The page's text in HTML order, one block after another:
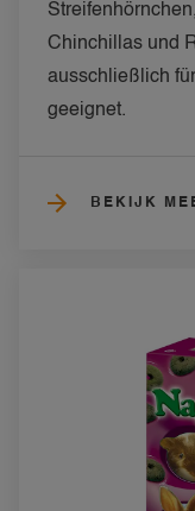
Chinchillas und
ausschließlich
geeignet.
BEKIJK